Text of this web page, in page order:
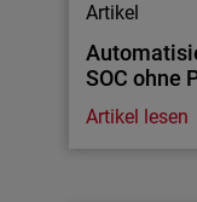
Artikel
SOC ohne
Artikel lesen